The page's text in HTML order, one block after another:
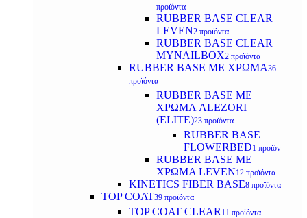
προϊόντα
RUBBER BASE CLEAR
LEVEN2 προϊόντα
RUBBER BASE CLEAR
MYNAILBOX2 προϊόντα
RUBBER BASE ΜΕ ΧΡΩΜΑ36
προϊόντα
RUBBER BASE ΜΕ
ΧΡΩΜΑ ALEZORI
(ELITE)23 προϊόντα
RUBBER BASE
FLOWERBED1 προϊόν
RUBBER BASE ΜΕ
ΧΡΩΜΑ LEVEN12 προϊόντα
KINETICS FIBER BASE8 προϊόντα
TOP COAT39 προϊόντα
TOP COAT CLEAR 11 προϊόντα